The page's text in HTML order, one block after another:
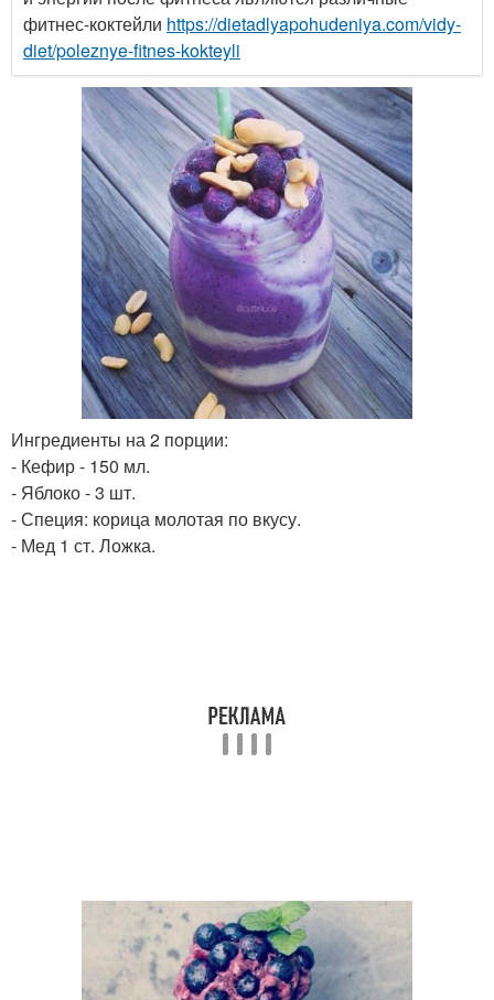
фитнес-коктейли https://dietadlyapohudeniya.com/vidy-
diet/poleznye-fitnes-kokteyli
Ингредиенты на 2 порции:
- Кефир - 150 мл.
- Яблоко - 3 шт.
- Специя: корица молотая по вкусу.
- Мед 1 ст. Ложка.